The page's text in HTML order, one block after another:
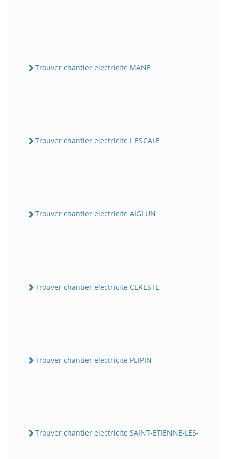
Trouver chantier electricite MANE
Trouver chantier electricite L'ESCALE
Trouver chantier electricite AIGLUN
Trouver chantier electricite CERESTE
Trouver chantier electricite PEIPIN
Trouver chantier electricite SAINT-ETIENNE-LES-